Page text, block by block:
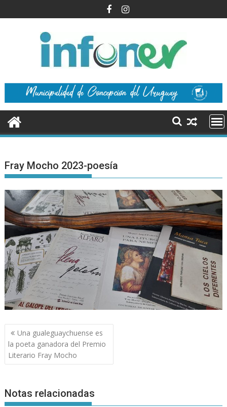
al
Fray Mocho 2023-poesía
Navegación
de
entradas
Una gualeguaychuense es
la poeta ganadora del Premio
Literario Fray Mocho
Notas relacionadas